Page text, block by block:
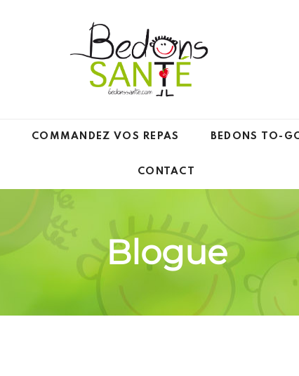
COMMANDEZ VOS REPAS BEDONS TO-
CONTACT
Blogue